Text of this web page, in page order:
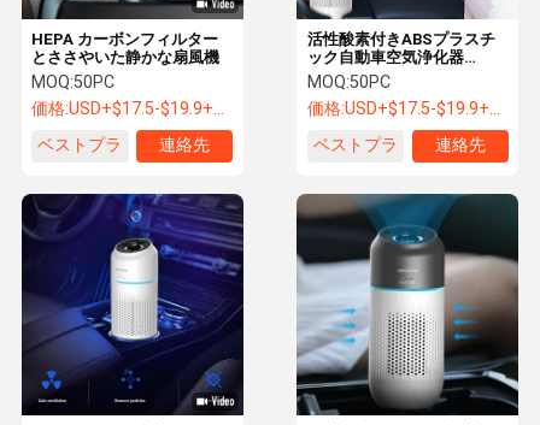
HEPA カーボンフィルター
とささやいた静かな扇風機
MOQ:50PC
価格:USD+$17.5-$19.9+pc
ベストプラ
連絡先
活性酸素付きABSプラスチ
ック自動車空気浄化器
50m3/h
MOQ:50PC
価格:USD+$17.5-$19.9+pc
ベストプラ
連絡先